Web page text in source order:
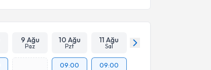
9 Ağu
Paz
10 Ağu
Pzt
11 Ağu
Sal
09:00
09:00